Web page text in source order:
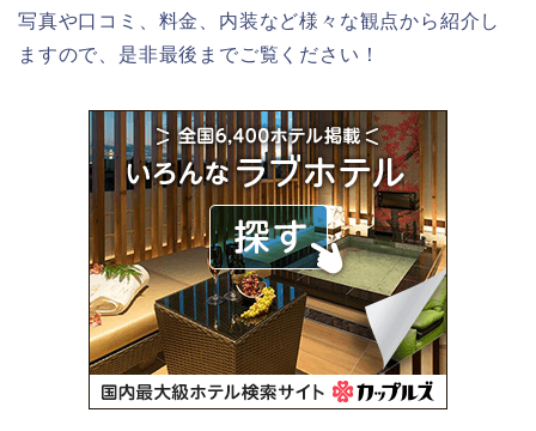
写真や口コミ、料金、内装など様々な観点から紹介し
ますので、是非最後までご覧ください！